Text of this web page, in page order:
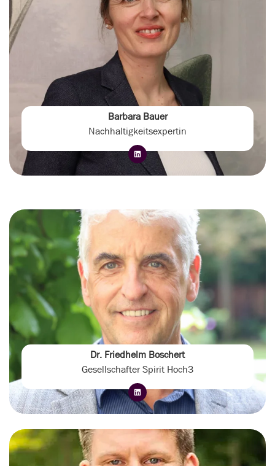
Barbara Bauer
Nachhaltigkeitsexpertin
Dr. Friedhelm Boschert
Gesellschafter Spirit Hoch3